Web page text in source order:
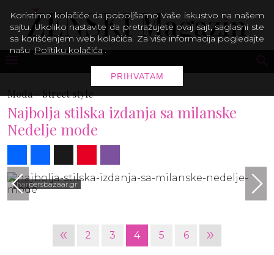
Moda -Street style
Najbolja stilska izdanja sa milanske
Nedelje mode
harpersbazaar.gr
« 2 3 4 5 6 »
Koristimo kolačiće da poboljšamo Vaše iskustvo na našem
sajtu. Ukoliko nastavite da pretražujete ovaj sajt, saglasni ste
sa korišćenjem web kolačića. Za više informacija pogledajte
našu Politiku kolačića .
PRIHVATAM